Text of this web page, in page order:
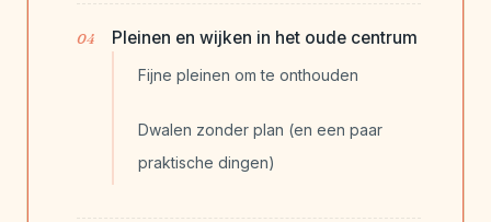
Pleinen en wijken in het oude centrum
Fijne pleinen om te onthouden
Dwalen zonder plan (en een paar
praktische dingen)